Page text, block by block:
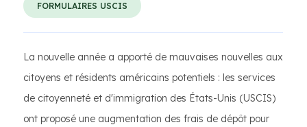
FORMULAIRES USCIS
La nouvelle année a apporté de mauvaises nouvelles aux
citoyens et résidents américains potentiels : les services
de citoyenneté et d'immigration des États-Unis (USCIS)
ont proposé une augmentation des frais de dépôt pour